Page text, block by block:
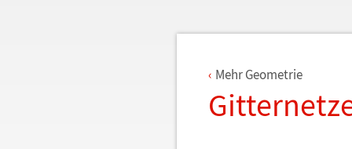
Mehr Geometrie